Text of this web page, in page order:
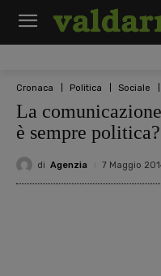
Cronaca Politica Sociale
La
è sempre politica?
di Agenzia 7 Maggio